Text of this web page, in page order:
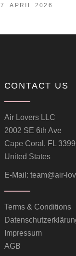
7. APRIL 2026
CONTACT US
Air Lovers LLC
2002 SE 6th Ave
Cape Coral, FL
United States
E-Mail: team@air-
Terms & Conditions
Impressum
AGB